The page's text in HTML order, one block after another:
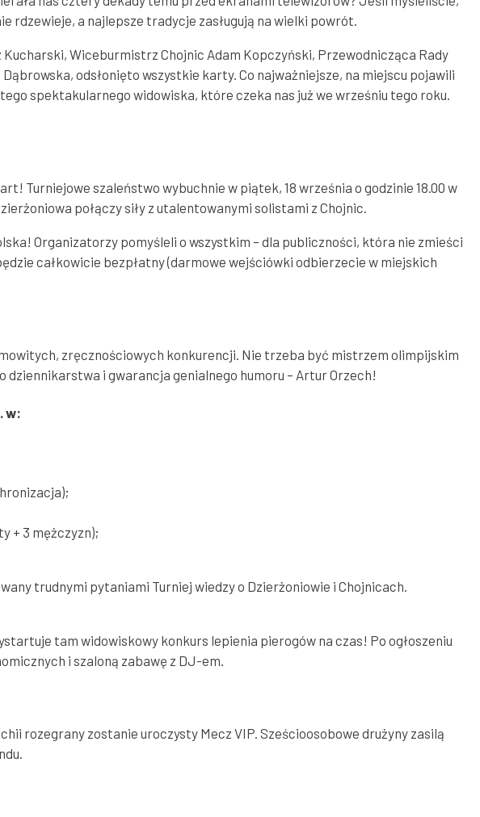
rdzewieje, a najlepsze tradycje zasługują na wielki powrót.
Wiceburmistrz Chojnic Adam Kopczyński, Przewodnicząca Rady
odsłonięto wszystkie karty. Co najważniejsze, na miejscu pojawili
spektakularnego widowiska, które czeka nas już we wrześniu tego roku.
Turniejowe szaleństwo wybuchnie w piątek, 18 września o godzinie 18.00 w
połączy siły z utalentowanymi solistami z Chojnic.
Organizatorzy pomyśleli o wszystkim – dla publiczności, która nie zmieści
całkowicie bezpłatny (darmowe wejściówki odbierzecie w miejskich
zręcznościowych konkurencji. Nie trzeba być mistrzem olimpijskim
dziennikarstwa i gwarancja genialnego humoru – Artur Orzech!
w:
+ 3 mężczyzn);
trudnymi pytaniami Turniej wiedzy o Dzierżoniowie i Chojnicach.
tam widowiskowy konkurs lepienia pierogów na czas! Po ogłoszeniu
i szaloną zabawę z DJ-em.
rozegrany zostanie uroczysty Mecz VIP. Sześcioosobowe drużyny zasilą